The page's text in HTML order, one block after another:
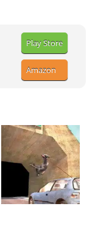
Play Store
Amazon